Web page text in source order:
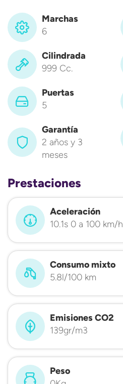
Marchas
6
Cilindrada
999 Cc.
Puertas
5
Garantía
2 años y 3
meses
Prestaciones
Aceleración
10.1s 0 a 100 km/h
Consumo mixto
5.8l/100 km
Emisiones CO2
139gr/m3
Peso